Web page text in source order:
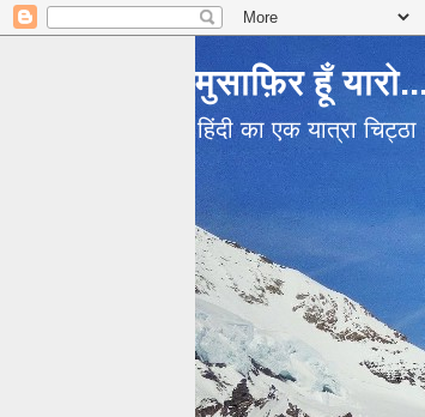
मुसाफ़िर हूँ
हिंदी का एक यात्रा